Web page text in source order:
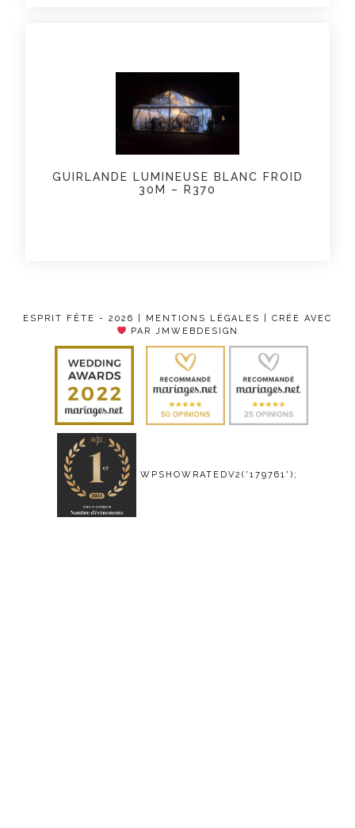
GUIRLANDE LUMINEUSE BLANC FROID
30M – R370
ESPRIT FÊTE - 2026 | MENTIONS LÉGALES
| CRÉE AVEC
PAR JMWEBDESIGN
WPSHOWRATEDV2('179761');